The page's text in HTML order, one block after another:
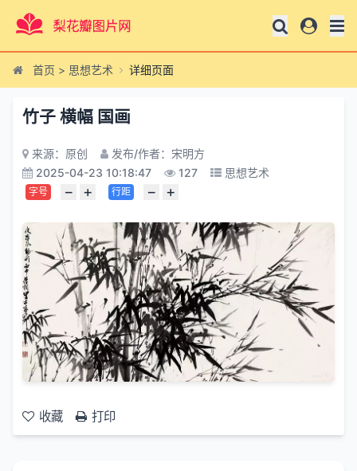
首页 > 思想艺术 详细页面
竹子 横幅 国画
来源：原创
发布/作者：宋明方
2025-04-23 10:18:47
127 思想艺术
字号 − + 行距 − +
收藏 打印